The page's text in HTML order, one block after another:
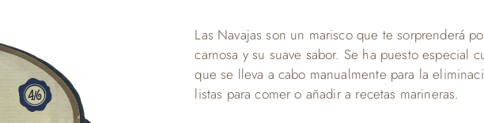
Las Navajas son un marisco que te sorprenderá
carnosa y su suave sabor. Se ha puesto especial
que se lleva a cabo manualmente para la
listas para comer o añadir a recetas marineras.